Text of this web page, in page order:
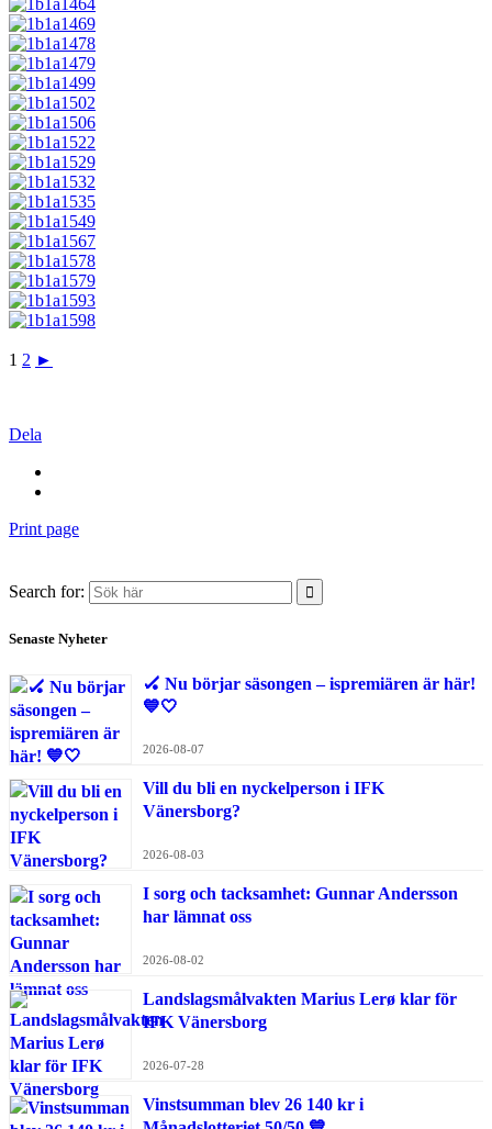
1 2 ►
Dela
Print page
Search for:
Senaste Nyheter
🏑 Nu börjar säsongen – ispremiären är här!
💙🤍
2026-08-07
Vill du bli en nyckelperson i IFK
Vänersborg?
2026-08-03
I sorg och tacksamhet: Gunnar Andersson
har lämnat oss
2026-08-02
Landslagsmålvakten Marius Lerø klar för
IFK Vänersborg
2026-07-28
Vinstsumman blev 26 140 kr i